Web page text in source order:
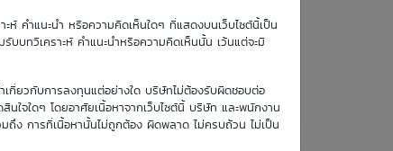
ห์ คำแนะนำ หรือความคิดเห็นใดๆ ที่แสดงบนเว็บไซต์นี้เป็น
บบทวิเคราะห์ คำแนะนำหรือความคิดเห็นนั้น เว้นแต่จะมี
เกี่ยวกับการลงทุนแต่อย่างใด บริษัทไม่ต้องรับผิดชอบต่อ
ใจใดๆ โดยอาศัยเนื้อหาจากเว็บไซต์นี้ บริษัท และพนักงาน
ถึง การที่เนื้อหานั้นไม่ถูกต้อง ผิดพลาด ไม่ครบถ้วน ไม่เป็น
สุดท้าย
6 พ.ย. 2569